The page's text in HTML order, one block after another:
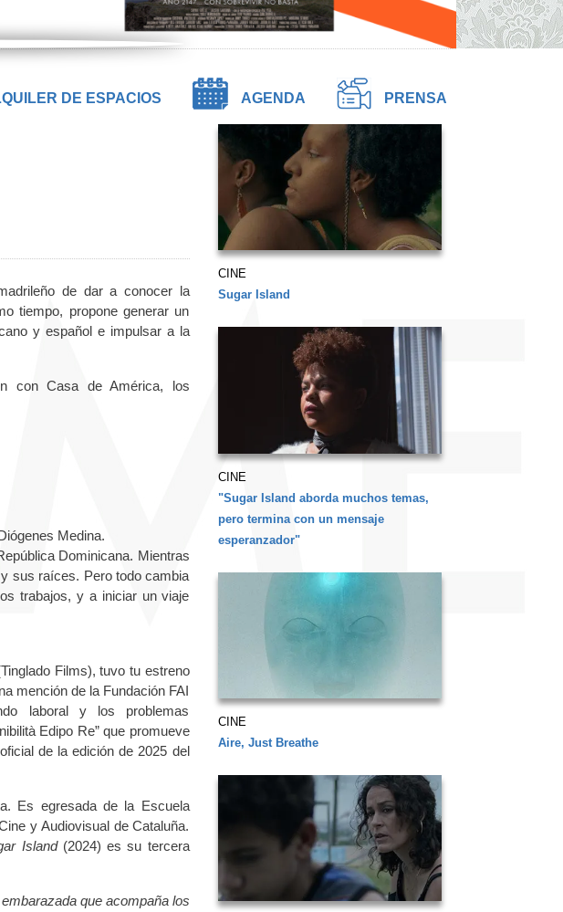
DE ESPACIOS AGENDA PRENSA
de dar a conocer la
tiempo, propone generar un
y español e impulsar a la
con Casa de América, los
Medina.
Dominicana. Mientras
sus raíces. Pero todo cambia
trabajos, y a iniciar un viaje
Films), tuvo tu estreno
mención de la Fundación FAI
laboral y los problemas
Edipo Re” que promueve
de la edición de 2025 del
Es egresada de la Escuela
y Audiovisual de Cataluña.
Island(2024) es su tercera
que acompaña los
CINE
Sugar Island
CINE
"Sugar Island aborda muchos temas,
pero termina con un mensaje
esperanzador"
CINE
Aire, Just Breathe